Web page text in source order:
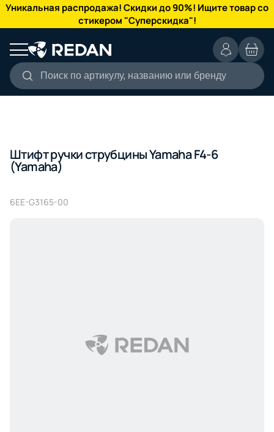
Уникальная распродажа! Скидки до 90%! Ищите товар со
стикером "Суперскидка"!
Поиск по артикулу, названию или бренду
КАТАЛОГ
Штифт ручки струбцины Yamaha F4-6
(Yamaha)
6EE-G3165-00